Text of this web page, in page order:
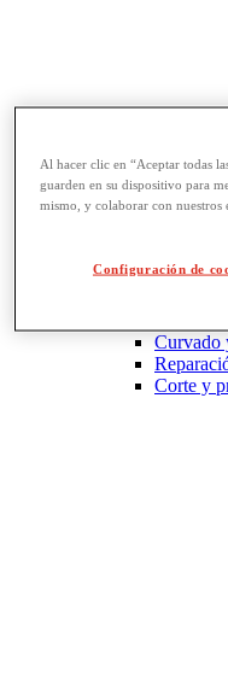
Llaves y
View All
Curvado
Corte y
Al hacer clic en “Aceptar todas
guarden en su dispositivo para
mismo, y colaborar con nuestros
Configuración de